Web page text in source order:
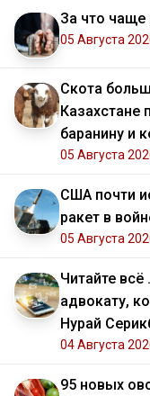
За что чаще
05 Августа
Скота
Казахстане
баранину и
05 Августа
США почти
ракет в
05 Августа
Читайте
адвокату,
Нурай
04 Августа
95 новых